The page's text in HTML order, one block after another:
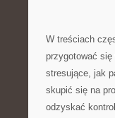
W treściach
przygotować
stresujące, jak
skupić się na
odzyskać